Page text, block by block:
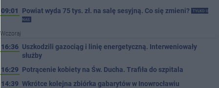
09:01 Powiat wyda 75 tys. zł. na salę sesyjną. Co się zmieni?
TYLKO U
NAS
Wczoraj
16:36 Uszkodzili gazociąg i linię energetyczną. Interweniowały
służby
16:29 Potrącenie kobiety na Św. Ducha. Trafiła do szpitala
14:39 Wkrótce kolejna zbiórka gabarytów w Inowrocławiu